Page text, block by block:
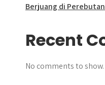
Berjuang di
Recent
No comments to show.